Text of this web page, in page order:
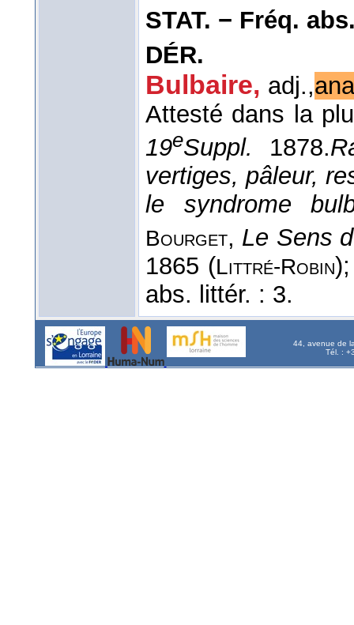
STAT. − Fréq.
DÉR.
Bulbaire, adj.,
Attesté dans la
19eSuppl. 1878.
vertiges, pâleur,
le syndrome
Bourget, Le Sens
1865 (Littré-Robin
abs. littér. : 3.
44, avenue de
Tél. :